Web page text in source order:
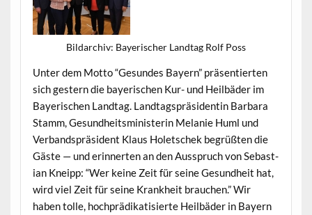
Bil­darchiv: Bay­erisch­er Land­tag Rolf Poss
Unter dem Mot­to “Gesun­des Bay­ern” präsen­tierten
sich gestern die bay­erischen Kur- und Heil­bäder im
Bay­erischen Land­tag. Land­tagspräsi­dentin Bar­bara
Stamm, Gesund­heitsmin­is­terin Melanie Huml und
Ver­band­spräsi­dent Klaus Holetschek begrüßten die
Gäste — und erin­nerten an den Ausspruch von Sebas­t­
ian Kneipp: “Wer keine Zeit für seine Gesund­heit hat,
wird viel Zeit für seine Krankheit brauchen.” Wir
haben tolle, hoch­prädikatisierte Heil­bäder in Bay­ern